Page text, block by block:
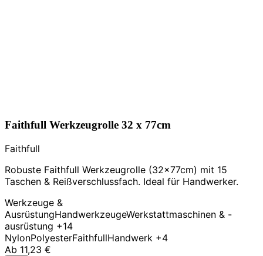
Faithfull Werkzeugrolle 32 x 77cm
Faithfull
Robuste Faithfull Werkzeugrolle (32x77cm) mit 15
Taschen & Reißverschlussfach. Ideal für Handwerker.
Werkzeuge &
AusrüstungHandwerkzeugeWerkstattmaschinen & -
ausrüstung +14
NylonPolyesterFaithfullHandwerk +4
Ab 11,23 €